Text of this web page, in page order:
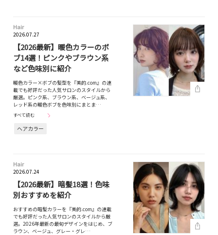
Hair
2026.07.27
【2026最新】暖色カラーのボ
ブ14選！ピンクやブラウン系
など色味別に紹介
暖色カラー×ボブの髪型を『美的.com』の連
載でも好評だった人気サロンのスタイルから
厳選。ピンク系、ブラウン系、ベージュ系、
レッド系の暖色ボブを色味別にまとま…
すべて読む
ヘアカラー
Hair
2026.07.24
【2026最新】暗髪18選！色味
別おすすめを紹介
おすすめの暗髪カラーを『美的.com』の連載
でも好評だった人気サロンのスタイルから厳
選。2026年最新の最旬デザインをはじめ、ブ
ラウン、ベージュ、グレー・グレ…